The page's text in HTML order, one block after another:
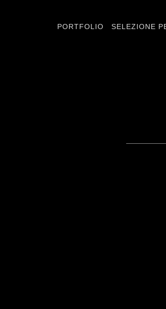
PORTFOLIO SELEZIONE